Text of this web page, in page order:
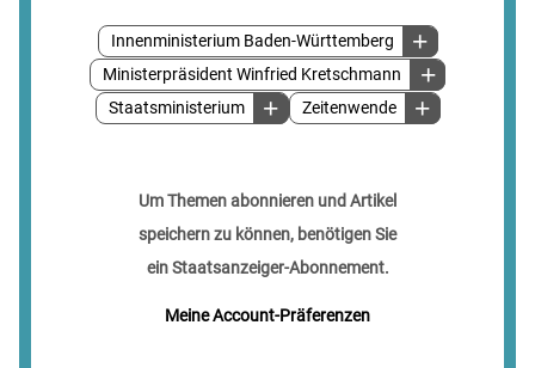
Innenministerium Baden-Württemberg
Ministerpräsident Winfried Kretschmann
Staatsministerium
Zeitenwende
Um Themen abonnieren und Artikel
speichern zu können, benötigen Sie
ein Staatsanzeiger-Abonnement.
Meine Account-Präferenzen